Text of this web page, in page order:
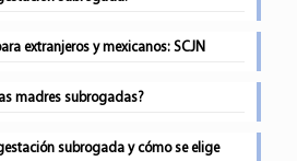
extranjeros y mexicanos: SCJN
madres subrogadas?
subrogada y cómo se elige